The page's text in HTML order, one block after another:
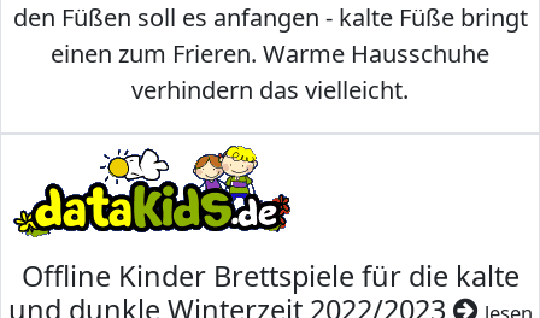
den Füßen soll es anfangen - kalte Füße bringt
einen zum Frieren. Warme Hausschuhe
verhindern das vielleicht.
Offline Kinder Brettspiele für die kalte
und dunkle Winterzeit 2022/2023